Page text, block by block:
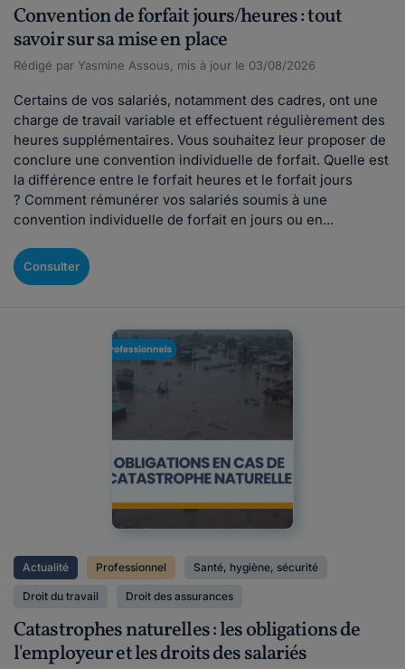
Convention de forfait jours/heures : tout
savoir sur sa mise en place
Rédigé par Yasmine Assous, mis à jour le 03/08/2026
Certains de vos salariés, notamment des cadres, ont une
charge de travail variable et effectuent régulièrement des
heures supplémentaires. Vous souhaitez leur proposer de
conclure une convention individuelle de forfait. Quelle est
la différence entre le forfait heures et le forfait jours
? Comment rémunérer vos salariés soumis à une
convention individuelle de forfait en jours ou en...
Consulter
Actualité Professionnel Santé, hygiène, sécurité
Droit du travail Droit des assurances
Catastrophes naturelles : les obligations de
l'employeur et les droits des salariés